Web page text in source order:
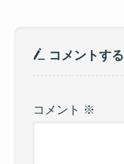
コメントする
コメント ※